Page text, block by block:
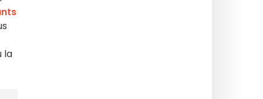
la